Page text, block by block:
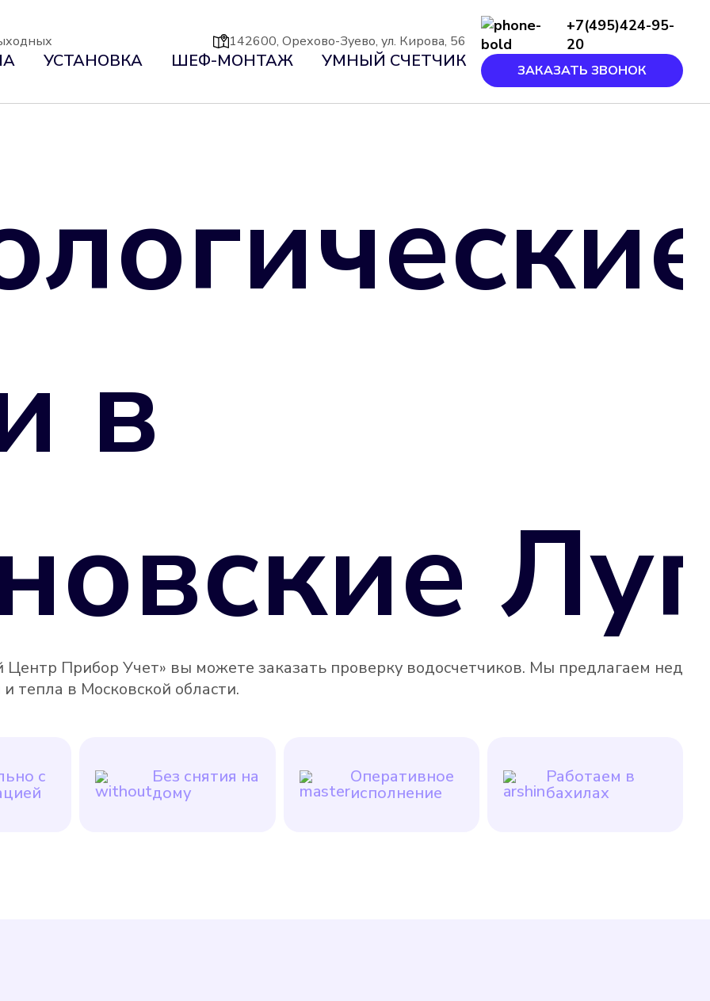
142600, Орехово-Зуево, ул. Кирова, 56
УСТАНОВКА ШЕФ-МОНТАЖ УМНЫЙ СЧЕТЧИК
+7(495)424-95-
20
ЗАКАЗАТЬ ЗВОНОК
в
Прибор Учет» вы можете заказать проверку водосчетчиков. Мы предлагаем
тепла в Московской области.
с Без снятия на
дому
Оперативное
исполнение
Работаем в
бахилах